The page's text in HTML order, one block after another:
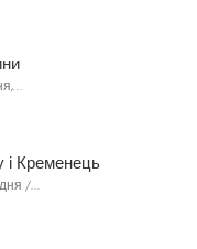
і Кременець
дня /…